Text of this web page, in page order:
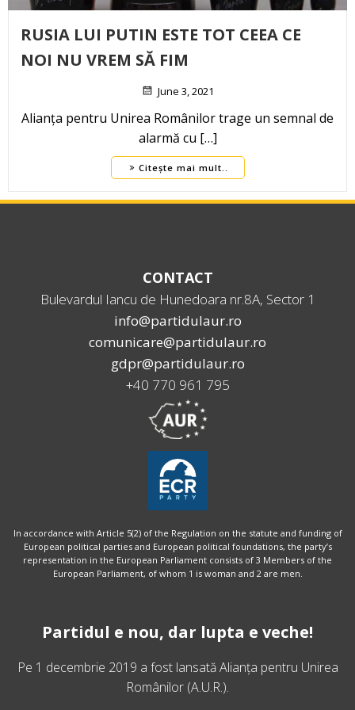
RUSIA LUI PUTIN ESTE TOT CEEA CE
NOI NU VREM SĂ FIM
June 3, 2021
Alianța pentru Unirea Românilor trage un semnal de
alarmă cu […]
Citește mai mult..
CONTACT
Bulevardul Iancu de Hunedoara nr.8A, Sector 1
info@partidulaur.ro
comunicare@partidulaur.ro
gdpr@partidulaur.ro
+40 770 961 795
In accordance with Article 5(2) of the Regulation on the statute and funding of
European political parties and European political foundations, the party’s
representation in the European Parliament consists of 3 Members of the
European Parliament, of whom 1 is woman and 2 are men.
Partidul e nou, dar lupta e veche!
Pe 1 decembrie 2019 a fost lansatăAlianța pentru Unirea
Românilor (A.U.R.).